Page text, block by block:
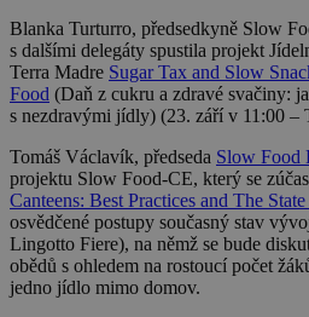
Blanka Turturro, předsedkyně Slow
s dalšími delegáty spustila projekt
Terra Madre Sugar Tax and Slow
Food (Daň z cukru a zdravé svačiny:
s nezdravými jídly) (23. září v 11:00 –
Tomáš Václavík, předseda Slow Food
projektu Slow Food-CE, který se
Canteens: Best Practices and The
osvědčené postupy současný stav
Lingotto Fiere), na němž se bude
obědů s ohledem na rostoucí počet
jedno jídlo mimo domov.